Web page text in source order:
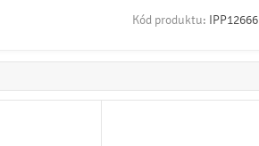
Kód produktu: IPP12666